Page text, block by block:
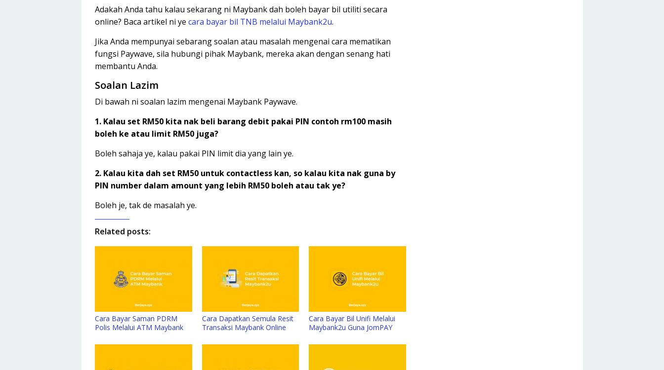
Adakah Anda tahu kalau sekarang ni Maybank dah boleh bayar bil utiliti secara
online? Baca artikel ni ye cara bayar bil TNB melalui Maybank2u.
Jika Anda mempunyai sebarang soalan atau masalah mengenai cara mematikan
fungsi Paywave, sila hubungi pihak Maybank, mereka akan dengan senang hati
membantu Anda.
Soalan Lazim
Di bawah ni soalan lazim mengenai Maybank Paywave.
1. Kalau set RM50 kita nak beli barang debit pakai PIN contoh rm100 masih
boleh ke atau limit RM50 juga?
Boleh sahaja ye, kalau pakai PIN limit dia yang lain ye.
2. Kalau kita dah set RM50 untuk contactless kan, so kalau kita nak guna by
PIN number dalam amount yang lebih RM50 boleh atau tak ye?
Boleh je, tak de masalah ye.
Related posts:
Cara Bayar Saman PDRM
Polis Melalui ATM Maybank
Cara Dapatkan Semula Resit
Transaksi Maybank Online
Cara Bayar Bil Unifi Melalui
Maybank2u Guna JomPAY